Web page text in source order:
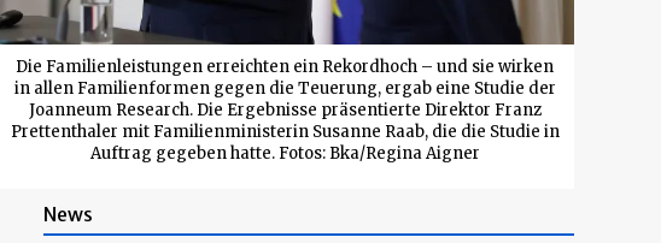
Die Familienleistungen erreichten ein Rekordhoch – und sie wirken
in allen Familienformen gegen die Teuerung, ergab eine Studie der
Joanneum Research. Die Ergebnisse präsentierte Direktor Franz
Prettenthaler mit Familienministerin Susanne Raab, die die Studie in
Auftrag gegeben hatte. Fotos: Bka/Regina Aigner
News